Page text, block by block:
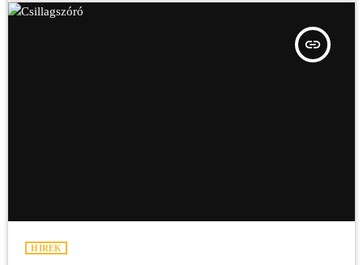
insert_link
HÍREK